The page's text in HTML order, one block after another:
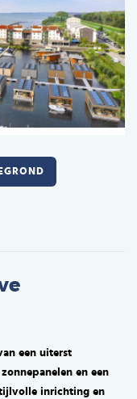
een uiterst
en een
inrichting en